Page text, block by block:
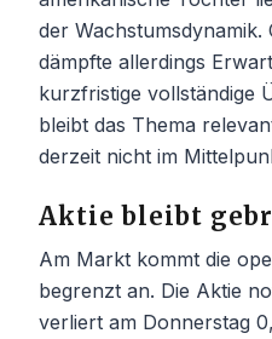
der Wachstumsdynamik.
dämpfte allerdings
kurzfristige vollständige
bleibt das Thema
derzeit nicht im
Aktie bleibt
Am Markt kommt die
begrenzt an. Die Aktie
verliert am Donnerstag